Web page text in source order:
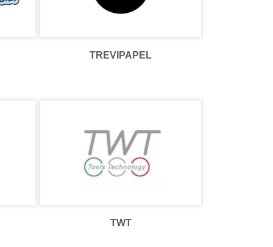
TREVIPAPEL
TWT